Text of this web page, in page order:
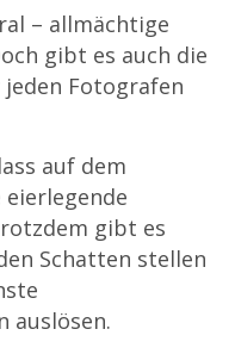
– allmächtige
gibt es auch die
Fotografen
auf dem
gibt es
Schatten stellen
auslösen.